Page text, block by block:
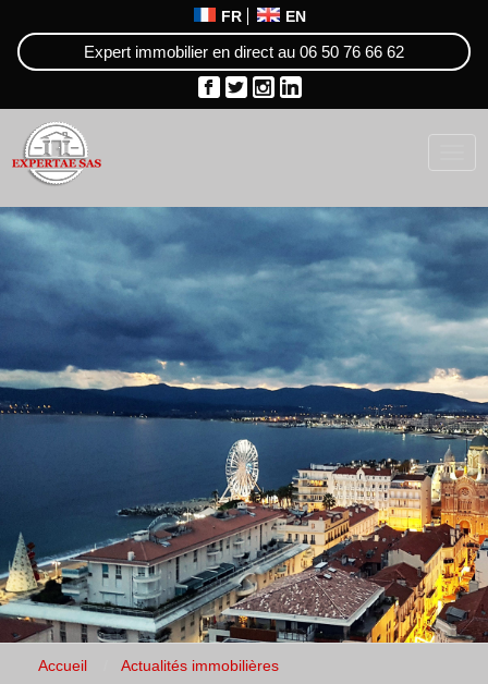
FR EN
Expert immobilier en direct au 06 50 76 66 62
Accueil Actualités immobilières